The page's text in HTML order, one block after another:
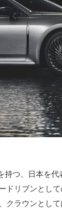
つ、日本を
ドリブンとし
ラウンとし